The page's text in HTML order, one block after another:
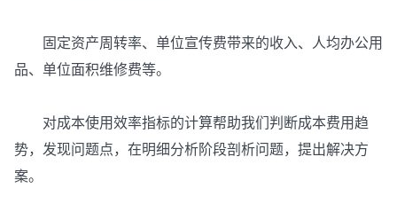
固定资产周转率、单位宣传费带来的收入、人均办公用
品、单位面积维修费等。
对成本使用效率指标的计算帮助我们判断成本费用趋
势，发现问题点，在明细分析阶段剖析问题，提出解决方
案。